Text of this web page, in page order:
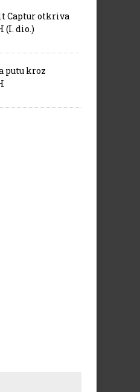
Captur otkriva
(I. dio.)
putu kroz